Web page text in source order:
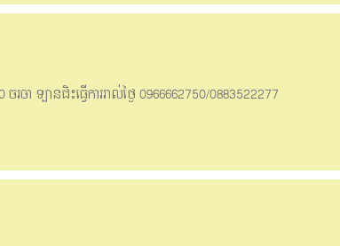
ា ឡានជិះធ្វើការរាល់ថ្ងៃ 0966662750/0883522277